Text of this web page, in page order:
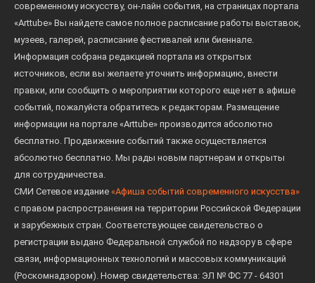
современному искусству, он-лайн события, на страницах портала
«Arttube» Вы найдете самое полное расписание работы выставок,
музеев, галерей, расписание фестивалей или биеннале.
Информация собрана редакцией портала из открытых
источников, если вы желаете уточнить информацию, внести
правки, или сообщить о мероприятии которого еще нет в афише
событий, пожалуйста обратитесь к редакторам. Размещение
информации на портале «Arttube» производится абсолютно
бесплатно. Продвижение событий также осуществляется
абсолютно бесплатно. Мы рады новым партнерам и открыты
для сотрудничества.
СМИ Сетевое издание «Афиша событий современного искусства»
с правом распространения на территории Российской Федерации
и зарубежных стран. Соответствующее свидетельство о
регистрации выдано Федеральной службой по надзору в сфере
связи, информационных технологий и массовых коммуникаций
(Роскомнадзором). Номер свидетельства: ЭЛ № ФС 77 - 64301